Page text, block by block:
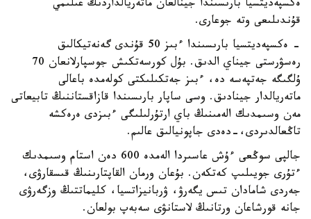
ەكسپەديتسيا بارىسىندا جينالعان ماتەريالداردىڭ عىلىمي
قۇندىلىعى وتە جوعارى.
- ەكسپەديتسيا بارىسىندا ءبىز 50 قۇندى گەنەتيكالىق
رەسۋرستى جيناي الدىق. بۇل كورسەتكىش جوسپارلانعان 70
ۇلگىگە جەتپەسە دە، ءبىز جەتكىلىكتى كولەمدە باعالى
ماتەريالدار جينادىق. وسى ساپار بارىسىندا قازاقستاننىڭ تابيعاتى
مەن وسىمدىك الەمىنىڭ باي ارتۇرلىلىگى ءبىزدى ەرەكشە
تاڭعالدىردى،-دەدى جاپونيالىق عالىم.
جالپى سوڭعى ءۇش عاسىردا الەمدە 600 دەن استام وسىمدىك
ءتۇرى جويىلىپ كەتكەن. بۇعان ورمان القاپتارىنىڭ قىسقارۋى،
جەردى شامادان تىس يگەرۋ، ۋربانيزاتسيا، كليماتتىڭ وزگەرۋى
جانە قورشاعان ورتانىڭ لاستانۋى سەبەپ بولعان.